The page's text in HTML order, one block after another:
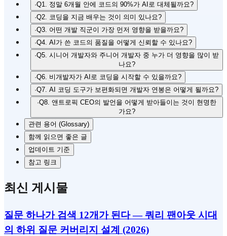
·Q1. 정말 6개월 안에 코드의 90%가 AI로 대체될까요?
·Q2. 코딩을 지금 배우는 것이 의미 있나요?
·Q3. 어떤 개발 직군이 가장 먼저 영향을 받을까요?
·Q4. AI가 쓴 코드의 품질을 어떻게 신뢰할 수 있나요?
·Q5. 시니어 개발자와 주니어 개발자 중 누가 더 영향을 많이 받
나요?
·Q6. 비개발자가 AI로 코딩을 시작할 수 있을까요?
·Q7. AI 코딩 도구가 보편화되면 개발자 연봉은 어떻게 될까요?
·Q8. 앤트로픽 CEO의 발언을 어떻게 받아들이는 것이 현명한
가요?
관련 용어 (Glossary)
함께 읽으면 좋은 글
업데이트 기준
참고 링크
최신 게시물
질문 하나가 검색 12개가 된다 — 쿼리 팬아웃 시대
의 하위 질문 커버리지 설계 (2026)